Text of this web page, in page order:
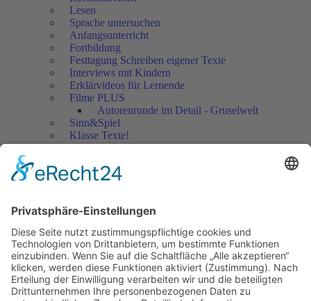
Lesen
Sprache untersuchen
Anfangsunterricht
Fortbildung
Festtagung Schreiben eigener Texte
Interviews mit Kindern
Erklärvideos für Lernende
Filme PLUS
Autorenrunde im Detail - Gruselwelt
Sinn&Spiel
Klasse Texte!
Filmausschnitte Grundschule
Jedes Kind wertschätzen!
Artikel
Artikel 2018
Artikel 2017
Artikel 2016
Artikel 2015
Artikel 2014
Artikel 2013